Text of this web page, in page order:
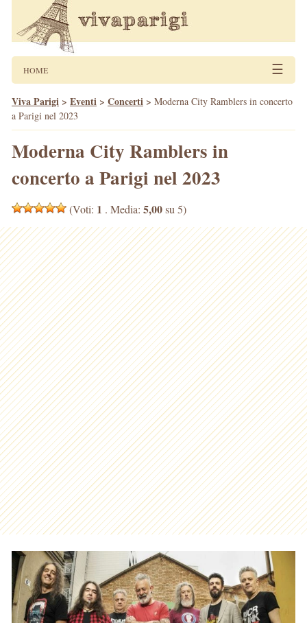
HOME ☰
Viva Parigi > Eventi > Concerti > Moderna City Ramblers in concerto
a Parigi nel 2023
Moderna City Ramblers in
concerto a Parigi nel 2023
(Voti: 1 . Media: 5,00su 5)